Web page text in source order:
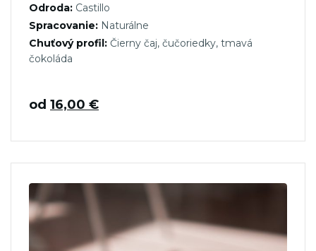
Odroda: Castillo
Spracovanie: Naturálne
Chuťový profil: Čierny čaj, čučoriedky, tmavá
čokoláda
od 16,00 €